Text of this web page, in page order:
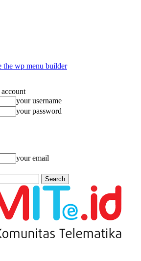
the wp menu builder
your username
your password
your email